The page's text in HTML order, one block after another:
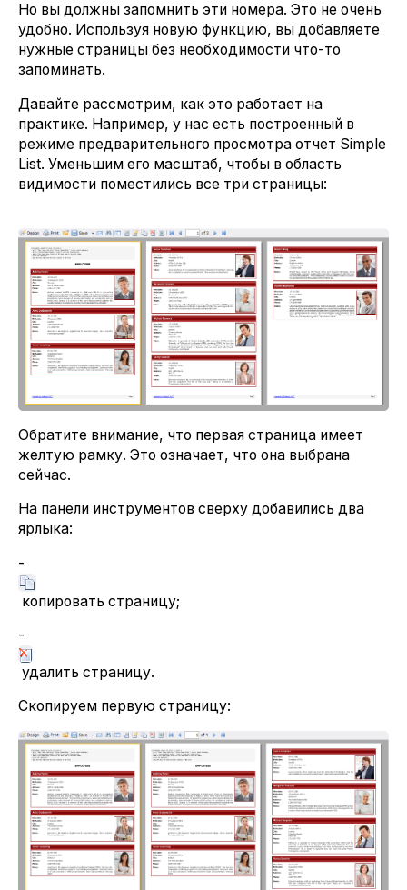
Но вы должны запомнить эти номера. Это не очень
удобно. Используя новую функцию, вы добавляете
нужные страницы без необходимости что-то
запоминать.
Давайте рассмотрим, как это работает на
практике. Например, у нас есть построенный в
режиме предварительного просмотра отчет Simple
List. Уменьшим его масштаб, чтобы в область
видимости поместились все три страницы:
Обратите внимание, что первая страница имеет
желтую рамку. Это означает, что она выбрана
сейчас.
На панели инструментов сверху добавились два
ярлыка:
-
копировать страницу;
-
удалить страницу.
Скопируем первую страницу: